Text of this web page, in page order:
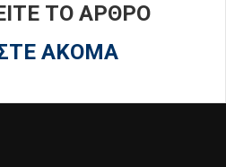
ΤΟ ΑΡΘΡΟ
ΑΚΟΜΑ